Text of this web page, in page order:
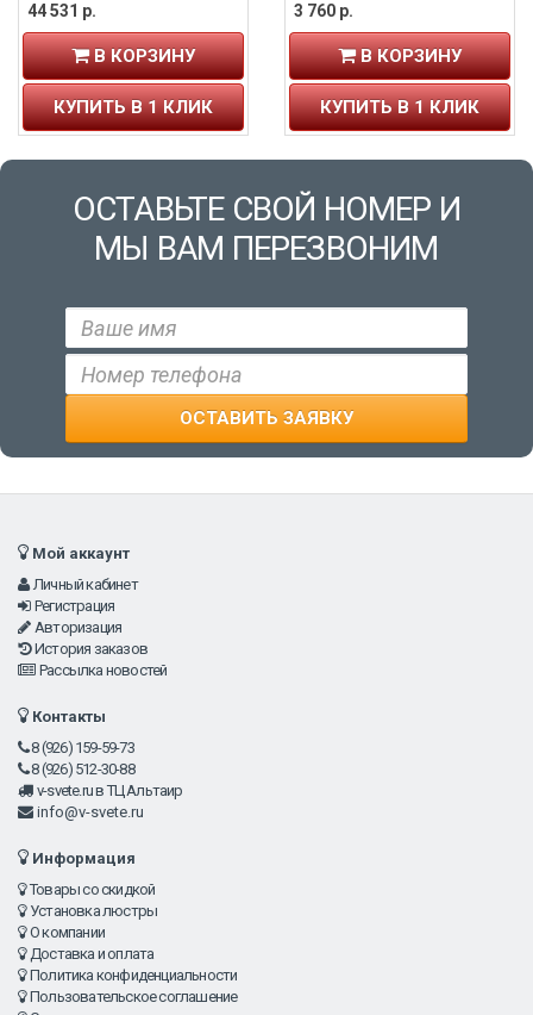
44 531 р.
В КОРЗИНУ
КУПИТЬ В 1 КЛИК
3 760 р.
В КОРЗИНУ
КУПИТЬ В 1 КЛИК
ОСТАВЬТЕ СВОЙ НОМЕР И
МЫ ВАМ ПЕРЕЗВОНИМ
Мой аккаунт
Личный кабинет
Регистрация
Авторизация
История заказов
Рассылка новостей
Контакты
8 (926) 159-59-73
8 (926) 512-30-88
v-svete.ru в ТЦ Альтаир
info@v-svete.ru
Информация
Товары со скидкой
Установка люстры
О компании
Доставка и оплата
Политика конфиденциальности
Пользовательское соглашение